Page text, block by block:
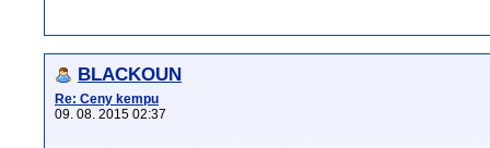
BLACKOUN
Re: Ceny kempu
09. 08. 2015 02:37